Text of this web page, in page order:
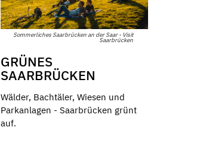
Sommerliches Saarbrücken an der Saar - Visit
Saarbrücken
GRÜNES
SAARBRÜCKEN
Wälder, Bachtäler, Wiesen und
Parkanlagen - Saarbrücken grünt
auf.